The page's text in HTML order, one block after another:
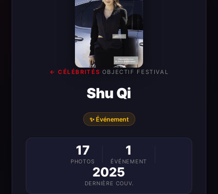
← CÉLÉBRITÉS· OBJECTIF FESTIVAL
Shu Qi
✨ Événement
17
PHOTOS
1
ÉVÉNEMENT
2025
DERNIÈRE COUV.